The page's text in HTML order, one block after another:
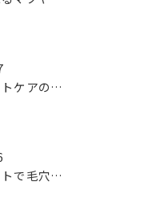
マツヤニホットケアの正しい使い方と継続法
マツヤニホットで毛穴・くすみ改善術